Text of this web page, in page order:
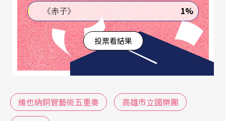
樂派的作品。除開場以《
》一曲向大師許
尼克致敬外，還加入了蕭邦《快板協奏曲》及浦朗
克《拿波里組曲》，兩首難度極高、鮮少在音樂廳
裡聽到的曲目。特別的是選用了喜愛爵士樂的作曲
藍調旋律，若無其事地將古典派奏鳴曲的徐緩樂
《赤子》 1%
投票看結果
維也納銅管藝術五重奏
高雄市立國樂團